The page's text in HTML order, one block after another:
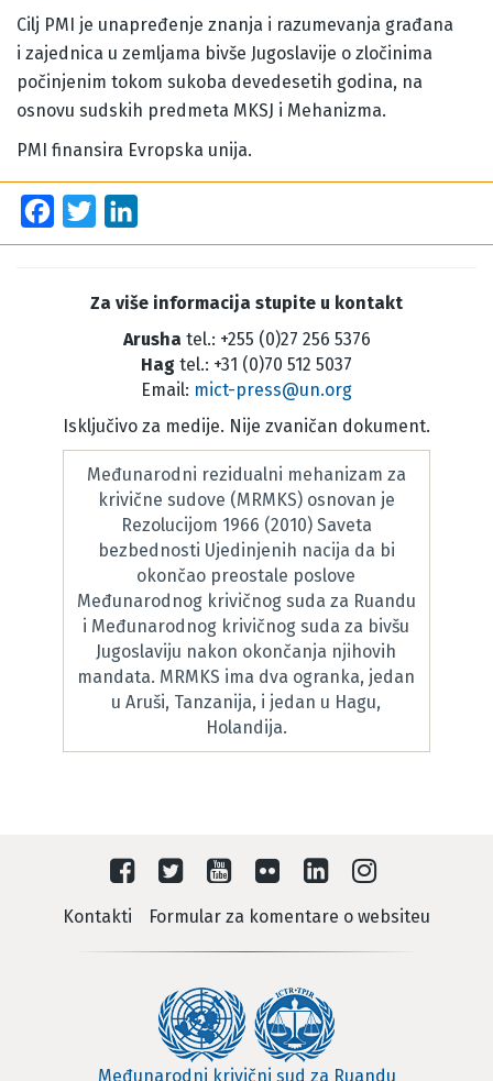
Cilj PMI je unapređenje znanja i razumevanja građana
i zajednica u zemljama bivše Jugoslavije o zločinima
počinjenim tokom sukoba devedesetih godina, na
osnovu sudskih predmeta MKSJ i Mehanizma.
PMI finansira Evropska unija.
Facebook
Twitter
Za više informacija stupite u kontakt
Arusha tel.: +255 (0)27 256 5376
Hag tel.: +31 (0)70 512 5037
Email: mict-press@un.org
Isključivo za medije. Nije zvaničan dokument.
Međunarodni rezidualni mehanizam za
krivične sudove (MRMKS) osnovan je
Rezolucijom 1966 (2010) Saveta
bezbednosti Ujedinjenih nacija da bi
okončao preostale poslove
Međunarodnog krivičnog suda za Ruandu
i Međunarodnog krivičnog suda za bivšu
Jugoslaviju nakon okončanja njihovih
mandata. MRMKS ima dva ogranka, jedan
u Aruši, Tanzanija, i jedan u Hagu,
Holandija.
Kontakti Formular za komentare o websiteu
Međunarodni krivični sud za Ruandu